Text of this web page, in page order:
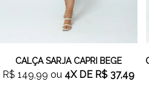
CALÇA SARJA CAPRI BEGE
R$ 149,99 ou 4XDE R$ 37,49